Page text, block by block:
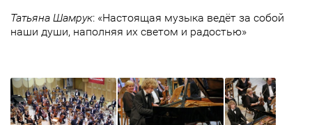
Татьяна Шамрук: «Настоящая музыка ведёт за собой
наши души, наполняя их светом и радостью»